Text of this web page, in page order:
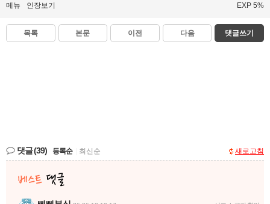
메뉴 인장보기 EXP 5%
목록 본문 이전 다음 댓글쓰기
댓글(39) 등록순 최신순 새로고침